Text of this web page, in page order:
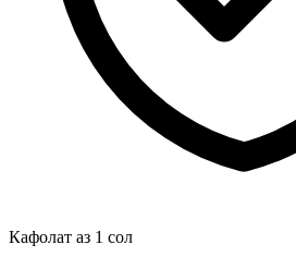
Кафолат аз 1 сол